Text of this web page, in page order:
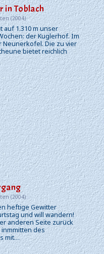
in Toblach
(2004)
auf 1.310 m unser
der Kuglerhof. Im
Die zu vier
bietet reichlich
(2004)
heftige Gewitter
und will wandern!
anderen Seite zurück
inmmitten des
mit…